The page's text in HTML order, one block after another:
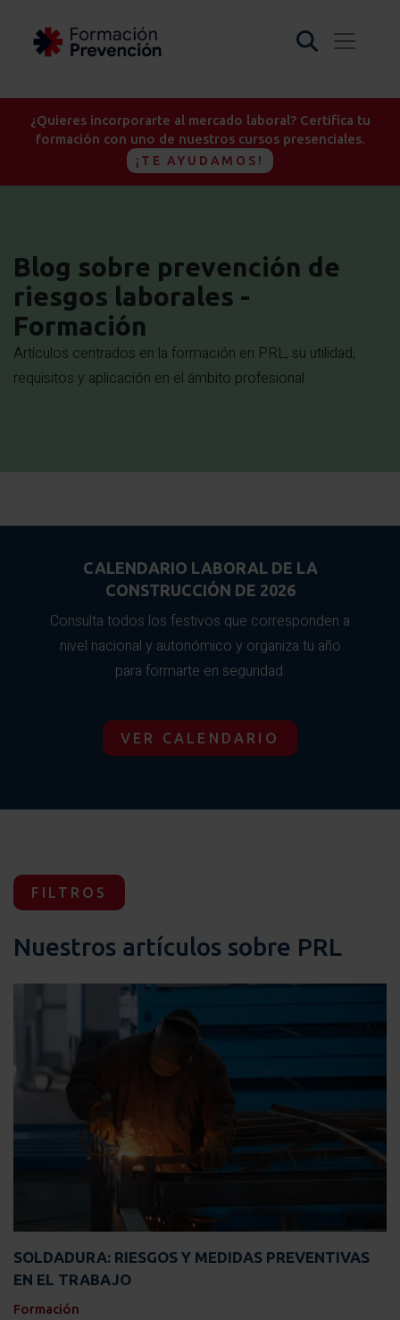
¿Quieres incorporarte al mercado laboral? Certifica tu
formación con uno de nuestros cursos presenciales.
¡TE AYUDAMOS!
Blog sobre prevención de
riesgos laborales -
Formación
Artículos centrados en la formación en PRL, su utilidad,
requisitos y aplicación en el ámbito profesional.
CALENDARIO LABORAL DE LA
CONSTRUCCIÓN DE 2026
Consulta todos los festivos que corresponden a
nivel nacional y autonómico y organiza tu año
para formarte en seguridad.
VER CALENDARIO
Nuestros artículos sobre PRL
SOLDADURA: RIESGOS Y MEDIDAS PREVENTIVAS
EN EL TRABAJO
Formación
FILTROS